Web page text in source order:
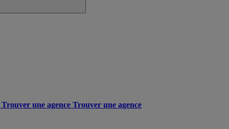
Trouver une agence Trouver une agence